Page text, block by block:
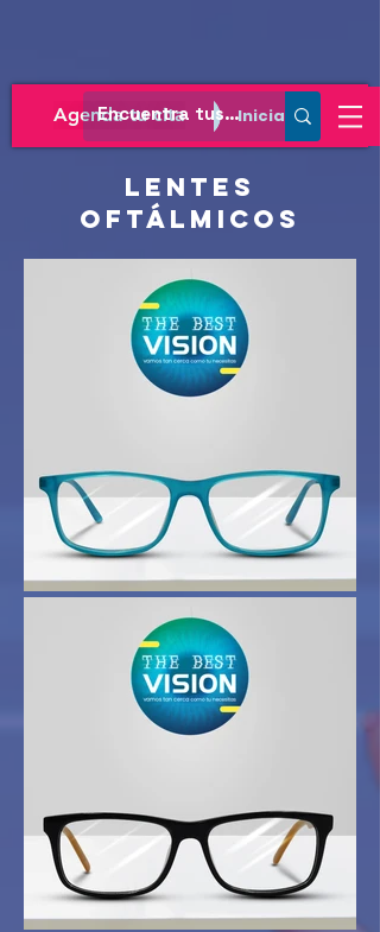
Iniciar sesión
Agenda tu cita
lentes
oftálmicos